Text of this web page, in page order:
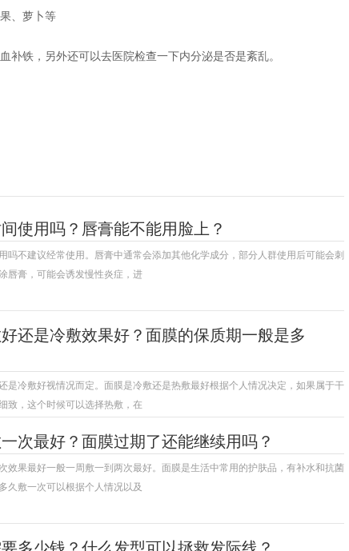
、萝卜等
补铁，另外还可以去医院检查一下内分泌是否是紊乱。
使用吗？唇膏能不能用脸上？
吗不建议经常使用。唇膏中通常会添加其他化学成分，部分人群使用后可能会刺
唇膏，可能会诱发慢性炎症，进
还是冷敷效果好？面膜的保质期一般是多
是冷敷好视情况而定。面膜是冷敷还是热敷最好根据个人情况决定，如果属于干
致，这个时候可以选择热敷，在
次最好？面膜过期了还能继续用吗？
效果最好一般一周敷一到两次最好。面膜是生活中常用的护肤品，有补水和抗菌
久敷一次可以根据个人情况以及